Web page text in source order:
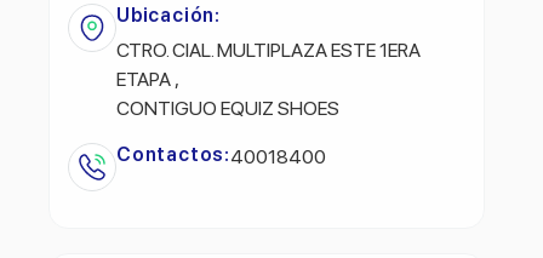
Ubicación:
CTRO. CIAL. MULTIPLAZA ESTE 1ERA
ETAPA ,
CONTIGUO EQUIZ SHOES
Contactos:40018400